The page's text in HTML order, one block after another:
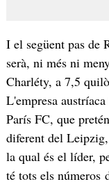
I el següent pas de
serà, ni més ni
Charléty, a 7,5
L'empresa
París FC, que
diferent del
la qual és el líder,
té tots els números